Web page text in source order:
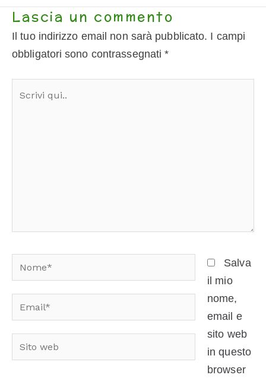
Lascia un commento
Il tuo indirizzo email non sarà pubblicato. I campi
obbligatori sono contrassegnati*
Nome*
Email*
Sito
web
Salva
il mio
nome,
email e
sito web
in questo
browser